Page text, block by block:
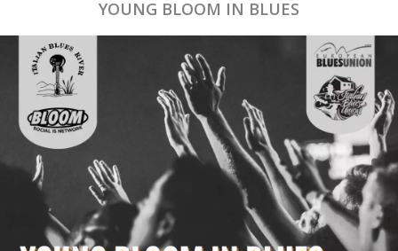
YOUNG BLOOM IN BLUES